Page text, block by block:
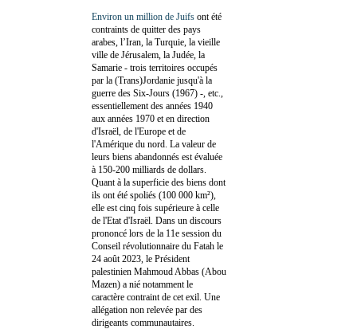
Environ un million de Juifs ont été
contraints de quitter des pays
arabes, l’Iran, la Turquie, la vieille
ville de Jérusalem, la Judée, la
Samarie - trois territoires occupés
par la (Trans)Jordanie jusqu'à la
guerre des Six-Jours (1967) -, etc.,
essentiellement des années 1940
aux années 1970 et en direction
d'Israël, de l'Europe et de
l'Amérique du nord. La valeur de
leurs biens abandonnés est évaluée
à 150-200 milliards de dollars.
Quant à la superficie des biens dont
ils ont été spoliés (100 000 km²),
elle est cinq fois supérieure à celle
de l'Etat d'Israël. Dans un discours
prononcé lors de la 11e session du
Conseil révolutionnaire du Fatah le
24 août 2023, le Président
palestinien Mahmoud Abbas (Abou
Mazen) a nié notamment le
caractère contraint de cet exil. Une
allégation non relevée par des
dirigeants communautaires.